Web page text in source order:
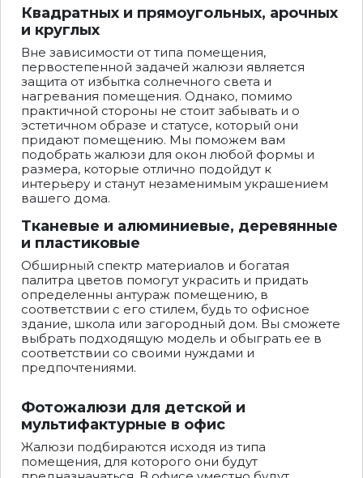
Квадратных и прямоугольных, арочных
и круглых
Вне зависимости от типа помещения,
первостепенной задачей жалюзи является
защита от избытка солнечного света и
нагревания помещения. Однако, помимо
практичной стороны не стоит забывать и о
эстетичном образе и статусе, который они
придают помещению. Мы поможем вам
подобрать жалюзи для окон любой формы и
размера, которые отлично подойдут к
интерьеру и станут незаменимым украшением
вашего дома.
Тканевые и алюминиевые, деревянные
и пластиковые
Обширный спектр материалов и богатая
палитра цветов помогут украсить и придать
определенны антураж помещению, в
соответствии с его стилем, будь то офисное
здание, школа или загородный дом. Вы сможете
выбрать подходящую модель и обыграть ее в
соответствии со своими нуждами и
предпочтениями.
Фотожалюзи для детской и
мультифактурные в офис
Жалюзи подбираются исходя из типа
помещения, для которого они будут